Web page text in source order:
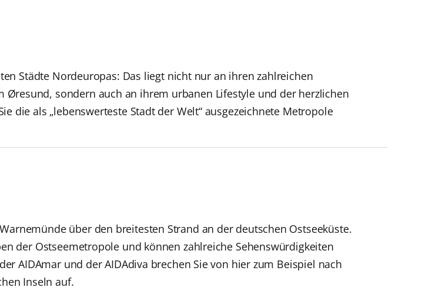
Städte Nordeuropas: Das liegt nicht nur an ihren zahlreichen
Øresund, sondern auch an ihrem urbanen Lifestyle und der herzlichen
die als „lebenswerteste Stadt der Welt“ ausgezeichnete Metropole
über den breitesten Strand an der deutschen Ostseeküste.
der Ostseemetropole und können zahlreiche Sehenswürdigkeiten
AIDAmar und der AIDAdiva brechen Sie von hier zum Beispiel nach
Inseln auf.